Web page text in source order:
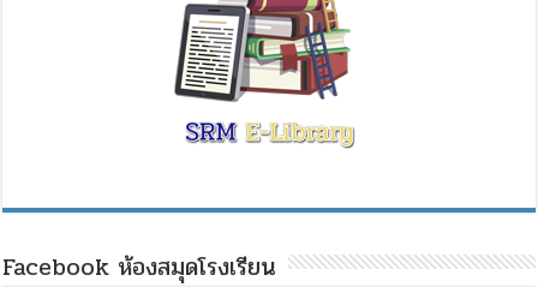
Facebook ห้องสมุดโรงเรียน